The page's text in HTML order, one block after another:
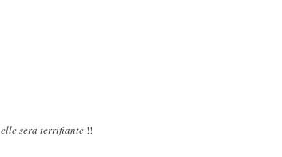
elle sera terrifiante !!